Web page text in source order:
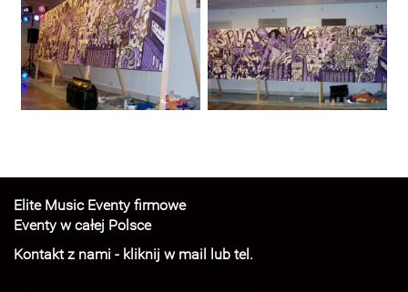
Elite Music Eventy firmowe
Eventy w całej Polsce
Kontakt z nami - kliknij w mail lub tel.